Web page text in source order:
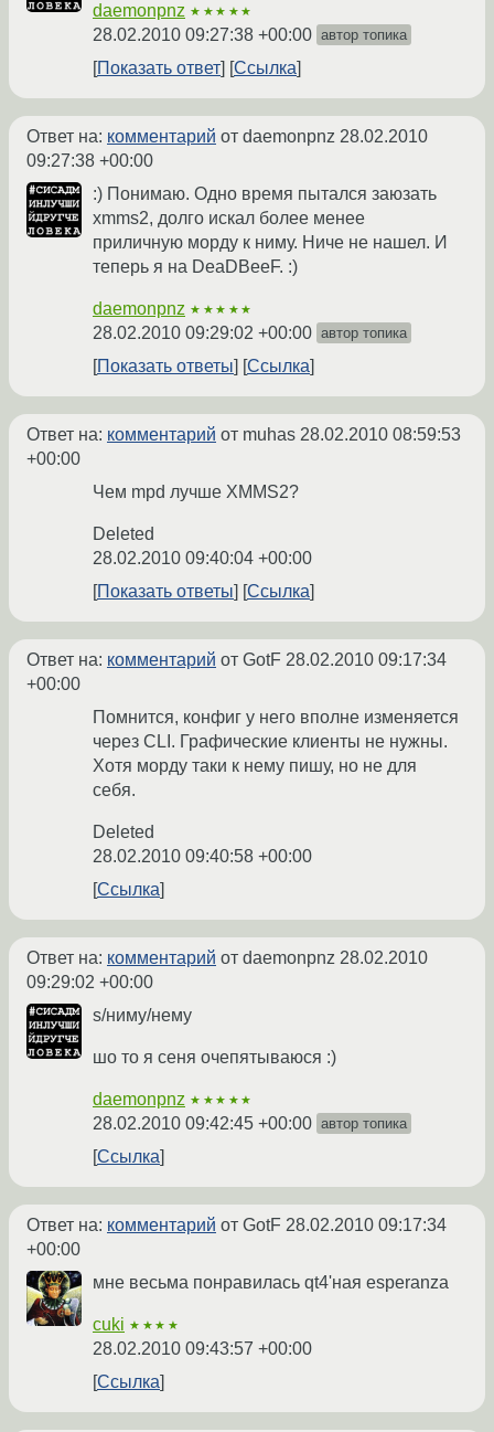
daemonpnz ★★★★★
28.02.2010 09:27:38 +00:00 автор топика
Показать ответ Ссылка
Ответ на: комментарий от daemonpnz 28.02.2010
09:27:38 +00:00
:) Понимаю. Одно время пытался заюзать
xmms2, долго искал более менее
приличную морду к ниму. Ниче не нашел. И
теперь я на DeaDBeeF. :)
daemonpnz ★★★★★
28.02.2010 09:29:02 +00:00 автор топика
Показать ответы Ссылка
Ответ на: комментарий от muhas 28.02.2010 08:59:53
+00:00
Чем mpd лучше XMMS2?
Deleted
28.02.2010 09:40:04 +00:00
Показать ответы
Ссылка
Ответ на: комментарий от GotF 28.02.2010 09:17:34
+00:00
Помнится, конфиг у него вполне изменяется
через CLI. Графические клиенты не нужны.
Хотя морду таки к нему пишу, но не для
себя.
Deleted
28.02.2010 09:40:58 +00:00
Ссылка
Ответ на: комментарий от daemonpnz 28.02.2010
09:29:02 +00:00
s/ниму/нему
шо то я сеня очепятываюся :)
daemonpnz ★★★★★
28.02.2010 09:42:45 +00:00 автор топика
Ссылка
Ответ на: комментарий от GotF 28.02.2010 09:17:34
+00:00
мне весьма понравилась qt4'ная esperanza
cuki ★★★★
28.02.2010 09:43:57 +00:00
Ссылка